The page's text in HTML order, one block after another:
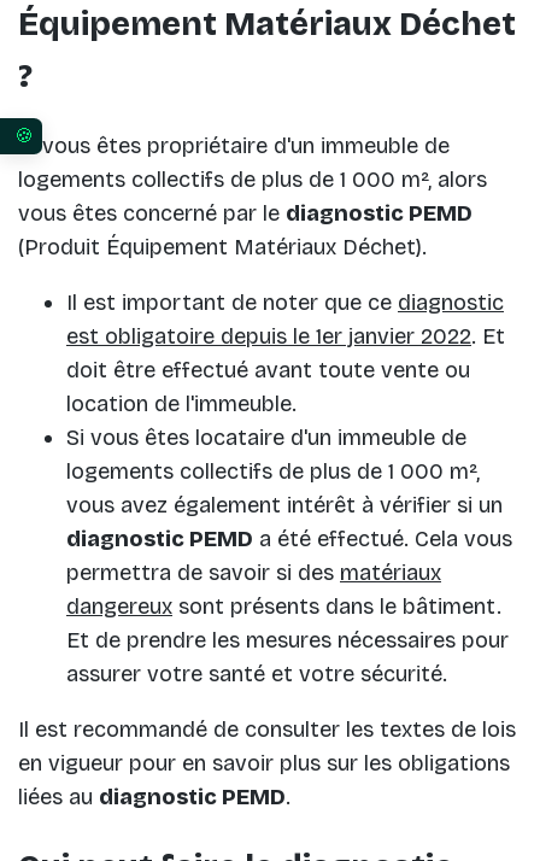
Équipement Matériaux Déchet
?
Si vous êtes propriétaire d'un immeuble de
logements collectifs de plus de 1 000 m², alors
vous êtes concerné par le diagnostic PEMD
(Produit Équipement Matériaux Déchet).
Il est important de noter que ce diagnostic
est obligatoire depuis le 1er janvier 2022. Et
doit être effectué avant toute vente ou
location de l'immeuble.
Si vous êtes locataire d'un immeuble de
logements collectifs de plus de 1 000 m²,
vous avez également intérêt à vérifier si un
diagnostic PEMD a été effectué. Cela vous
permettra de savoir si des matériaux
dangereux sont présents dans le bâtiment.
Et de prendre les mesures nécessaires pour
assurer votre santé et votre sécurité.
Il est recommandé de consulter les textes de lois
en vigueur pour en savoir plus sur les obligations
liées au diagnostic PEMD.
Vos préférences en matière de consentement